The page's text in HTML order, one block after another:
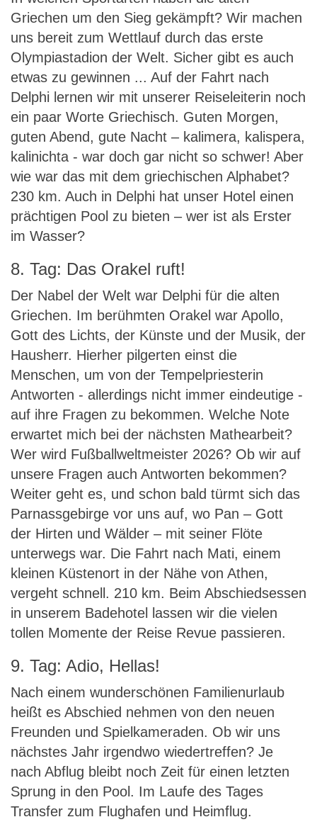
Griechen um den Sieg gekämpft? Wir machen
uns bereit zum Wettlauf durch das erste
Olympiastadion der Welt. Sicher gibt es auch
etwas zu gewinnen ... Auf der Fahrt nach
Delphi lernen wir mit unserer Reiseleiterin noch
ein paar Worte Griechisch. Guten Morgen,
guten Abend, gute Nacht – kalimera, kalispera,
kalinichta - war doch gar nicht so schwer! Aber
wie war das mit dem griechischen Alphabet?
230 km. Auch in Delphi hat unser Hotel einen
prächtigen Pool zu bieten – wer ist als Erster
im Wasser?
8. Tag: Das Orakel ruft!
Der Nabel der Welt war Delphi für die alten
Griechen. Im berühmten Orakel war Apollo,
Gott des Lichts, der Künste und der Musik, der
Hausherr. Hierher pilgerten einst die
Menschen, um von der Tempelpriesterin
Antworten - allerdings nicht immer eindeutige -
auf ihre Fragen zu bekommen. Welche Note
erwartet mich bei der nächsten Mathearbeit?
Wer wird Fußballweltmeister 2026? Ob wir auf
unsere Fragen auch Antworten bekommen?
Weiter geht es, und schon bald türmt sich das
Parnassgebirge vor uns auf, wo Pan – Gott
der Hirten und Wälder – mit seiner Flöte
unterwegs war. Die Fahrt nach Mati, einem
kleinen Küstenort in der Nähe von Athen,
vergeht schnell. 210 km. Beim Abschiedsessen
in unserem Badehotel lassen wir die vielen
tollen Momente der Reise Revue passieren.
9. Tag: Adio, Hellas!
Nach einem wunderschönen Familienurlaub
heißt es Abschied nehmen von den neuen
Freunden und Spielkameraden. Ob wir uns
nächstes Jahr irgendwo wiedertreffen? Je
nach Abflug bleibt noch Zeit für einen letzten
Sprung in den Pool. Im Laufe des Tages
Transfer zum Flughafen und Heimflug.